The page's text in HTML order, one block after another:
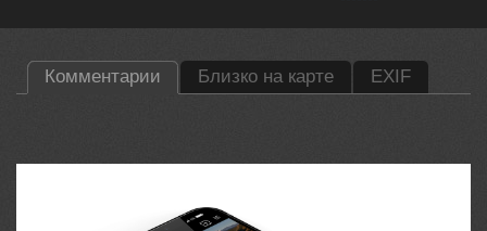
Комментарии Близко на карте EXIF